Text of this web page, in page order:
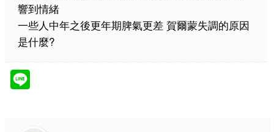
響到情緒
一些人中年之後更年期脾氣更差 賀爾蒙失調的原因
是什麼?